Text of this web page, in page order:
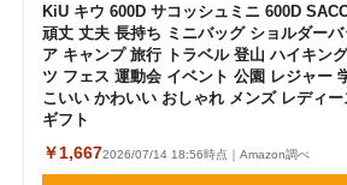
KiU キウ 600D サコッシュミニ 600D
頑丈 丈夫 長持ち ミニバッグ ショルダー
ア キャンプ 旅行 トラベル 登山 ハイキン
ツ フェス 運動会 イベント 公園 レジャー
こいい かわいい おしゃれ メンズ レディ
ギフト
￥1,6672026/07/14 18:56時点｜Amazon調べ